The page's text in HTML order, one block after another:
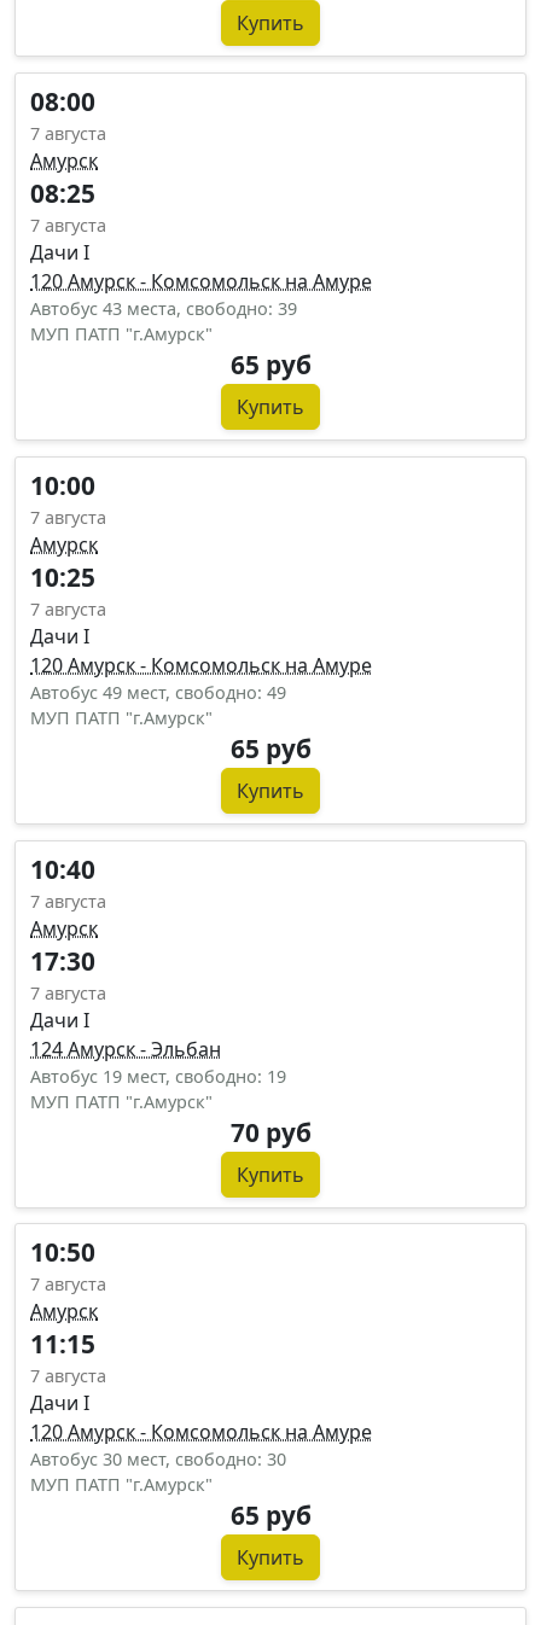
Купить
08:00
7 августа
Амурск
08:25
7 августа
Дачи I
120 Амурск - Комсомольск на Амуре
Автобус 43 места, свободно: 39
МУП ПАТП "г.Амурск"
65 руб
Купить
10:00
7 августа
Амурск
10:25
7 августа
Дачи I
120 Амурск - Комсомольск на Амуре
Автобус 49 мест, свободно: 49
МУП ПАТП "г.Амурск"
65 руб
Купить
10:40
7 августа
Амурск
17:30
7 августа
Дачи I
124 Амурск - Эльбан
Автобус 19 мест, свободно: 19
МУП ПАТП "г.Амурск"
70 руб
Купить
10:50
7 августа
Амурск
11:15
7 августа
Дачи I
120 Амурск - Комсомольск на Амуре
Автобус 30 мест, свободно: 30
МУП ПАТП "г.Амурск"
65 руб
Купить